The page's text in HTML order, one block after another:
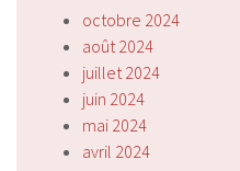
octobre 2024
août 2024
juillet 2024
juin 2024
mai 2024
avril 2024